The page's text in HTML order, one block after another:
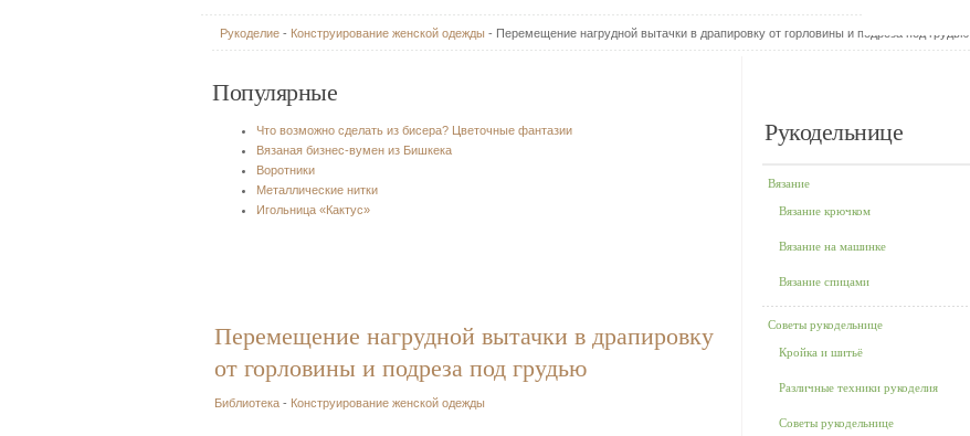
Рукоделие - Конструирование женской одежды - Перемещение нагрудной вытачки в драпировку от горловины и подреза под грудью
Популярные
Что возможно сделать из бисера? Цветочные фантазии
Вязаная бизнес-вумен из Бишкека
Воротники
Металлические нитки
Игольница «Кактус»
Перемещение нагрудной вытачки в драпировку
от горловины и подреза под грудью
Библиотека - Конструирование женской одежды
Рукодельнице
Вязание
Вязание крючком
Вязание на машинке
Вязание спицами
Советы рукодельнице
Кройка и шитьё
Различные техники рукоделия
Советы рукодельнице